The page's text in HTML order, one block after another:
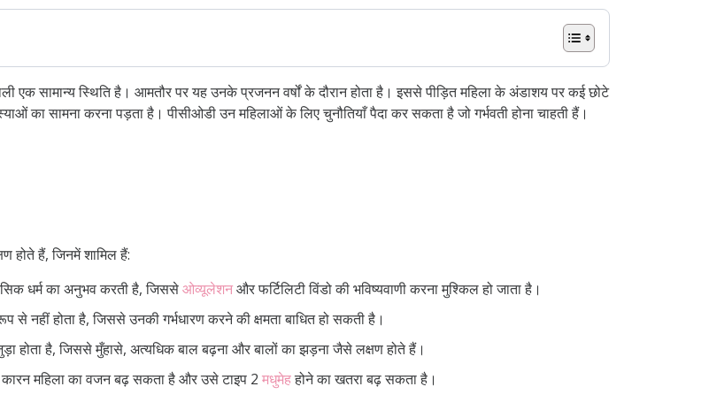
एक सामान्य स्थिति है। आमतौर पर यह उनके प्रजनन वर्षों के दौरान होता है। इससे पीड़ित महिला के अंडाशय पर कई छोटे
का सामना करना पड़ता है। पीसीओडी उन महिलाओं के लिए चुनौतियाँ पैदा कर सकता है जो गर्भवती होना चाहती हैं।
होते हैं, जिनमें शामिल हैं:
धर्म का अनुभव करती है, जिससेओव्यूलेशनऔर फर्टिलिटी विंडो की भविष्यवाणी करना मुश्किल हो जाता है।
नहीं होता है, जिससे उनकी गर्भधारण करने की क्षमता बाधित हो सकती है।
होता है, जिससे मुँहासे, अत्यधिक बाल बढ़ना और बालों का झड़ना जैसे लक्षण होते हैं।
महिला का वजन बढ़ सकता है और उसे टाइप 2 मधुमेहहोने का खतरा बढ़ सकता है।